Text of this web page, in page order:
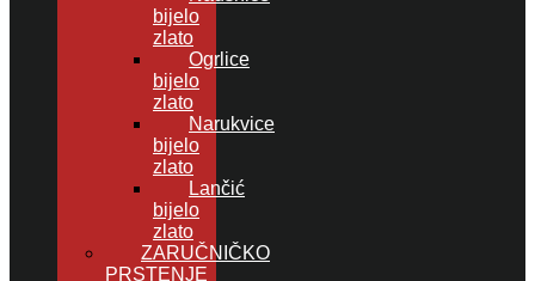
bijelo
zlato
Ogrlice
bijelo
zlato
Narukvice
bijelo
zlato
Lančić
bijelo
zlato
ZARUČNIČKO
PRSTENJE